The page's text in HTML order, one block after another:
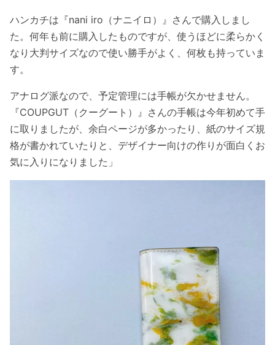
ハンカチは『nani iro（ナニイロ）』さんで購入しまし
た。何年も前に購入したものですが、使うほどに柔らかく
なり大判サイズなので使い勝手がよく、何枚も持っていま
す。
アナログ派なので、予定管理には手帳が欠かせません。
『COUPGUT（クーグート）』さんの手帳は今年初めて手
に取りましたが、余白ページが多かったり、紙のサイズ規
格が書かれていたりと、デザイナー向けの作りが面白くお
気に入りになりました」